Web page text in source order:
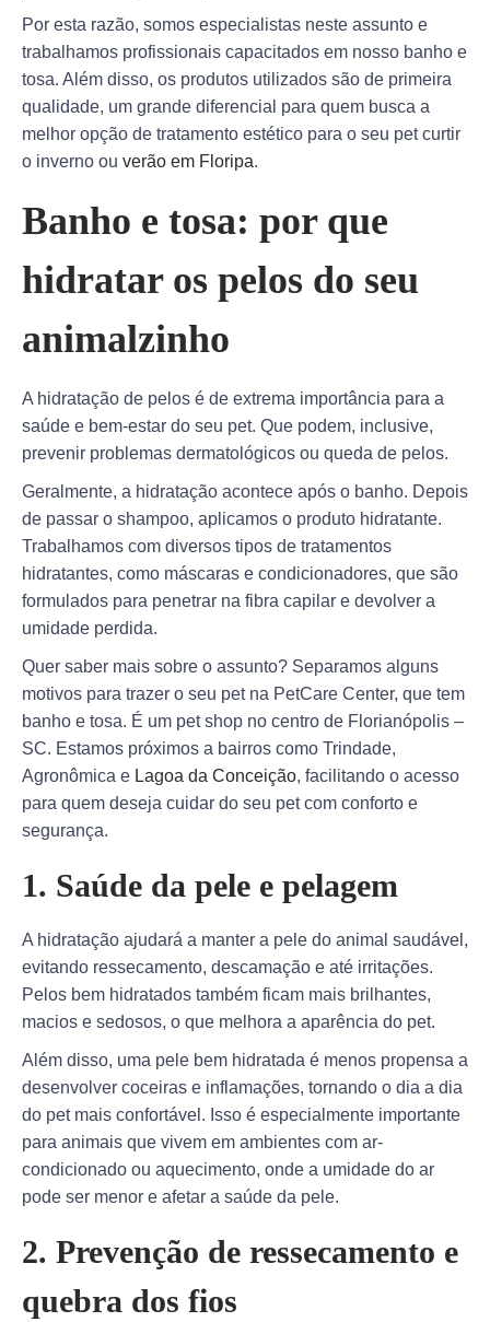
Por esta razão, somos especialistas neste assunto e
trabalhamos profissionais capacitados em nosso banho e
tosa. Além disso, os produtos utilizados são de primeira
qualidade, um grande diferencial para quem busca a
melhor opção de tratamento estético para o seu pet curtir
o inverno ou verão em Floripa.
Banho e tosa: por que
hidratar os pelos do seu
animalzinho
A hidratação de pelos é de extrema importância para a
saúde e bem-estar do seu pet. Que podem, inclusive,
prevenir problemas dermatológicos ou queda de pelos.
Geralmente, a hidratação acontece após o banho. Depois
de passar o shampoo, aplicamos o produto hidratante.
Trabalhamos com diversos tipos de tratamentos
hidratantes, como máscaras e condicionadores, que são
formulados para penetrar na fibra capilar e devolver a
umidade perdida.
Quer saber mais sobre o assunto? Separamos alguns
motivos para trazer o seu pet na PetCare Center, que tem
banho e tosa. É um pet shop no centro de Florianópolis –
SC. Estamos próximos a bairros como Trindade,
Agronômica e Lagoa da Conceição, facilitando o acesso
para quem deseja cuidar do seu pet com conforto e
segurança.
1. Saúde da pele e pelagem
A hidratação ajudará a manter a pele do animal saudável,
evitando ressecamento, descamação e até irritações.
Pelos bem hidratados também ficam mais brilhantes,
macios e sedosos, o que melhora a aparência do pet.
Além disso, uma pele bem hidratada é menos propensa a
desenvolver coceiras e inflamações, tornando o dia a dia
do pet mais confortável. Isso é especialmente importante
para animais que vivem em ambientes com ar-
condicionado ou aquecimento, onde a umidade do ar
pode ser menor e afetar a saúde da pele.
2. Prevenção de ressecamento e
quebra dos fios